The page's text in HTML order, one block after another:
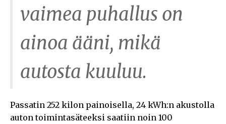
vaimea puhallus on
ainoa ääni, mikä
autosta kuuluu.
Passatin 252 kilon painoisella, 24 kWh:n akustolla
auton toimintasäteeksi saatiin noin 100